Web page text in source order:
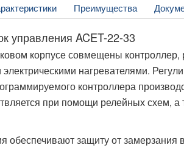
Преимущества
управления ACET-22-33
корпусе совмещены контроллер,
электрическими нагревателями.
контроллера
при помощи релейных схем,
обеспечивают защиту от замерзания